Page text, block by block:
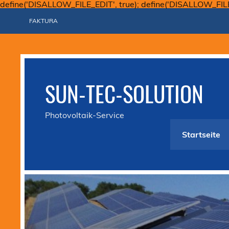
define('DISALLOW_FILE_EDIT', true);
FAKTURA
SUN-TEC-SOLUTION
Photovoltaik-Service
Startseite